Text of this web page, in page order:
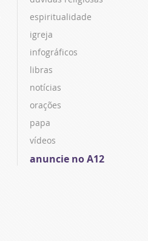
espiritualidade
igreja
infográficos
libras
notícias
orações
papa
vídeos
anuncie no A12